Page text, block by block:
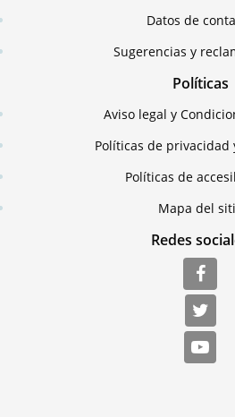
Datos de
Sugerencias y
Políticas
Aviso legal y
Políticas de privacidad
Políticas de
Mapa del
Redes